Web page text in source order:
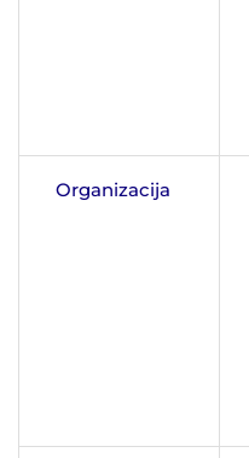
Organizacija